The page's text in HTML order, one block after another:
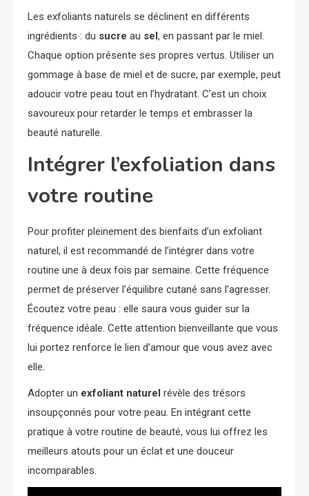
Les exfoliants naturels se déclinent en différents
ingrédients : du sucre au sel, en passant par le miel.
Chaque option présente ses propres vertus. Utiliser un
gommage à base de miel et de sucre, par exemple, peut
adoucir votre peau tout en l’hydratant. C’est un choix
savoureux pour retarder le temps et embrasser la
beauté naturelle.
Intégrer l’exfoliation dans
votre routine
Pour profiter pleinement des bienfaits d’un exfoliant
naturel, il est recommandé de l’intégrer dans votre
routine une à deux fois par semaine. Cette fréquence
permet de préserver l’équilibre cutané sans l’agresser.
Écoutez votre peau : elle saura vous guider sur la
fréquence idéale. Cette attention bienveillante que vous
lui portez renforce le lien d’amour que vous avez avec
elle.
Adopter un exfoliant naturel révèle des trésors
insoupçonnés pour votre peau. En intégrant cette
pratique à votre routine de beauté, vous lui offrez les
meilleurs atouts pour un éclat et une douceur
incomparables.